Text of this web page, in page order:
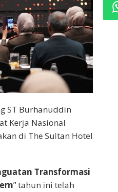
ST Burhanuddin
Kerja Nasional
di The Sultan Hotel
Transformasi
” tahun ini telah